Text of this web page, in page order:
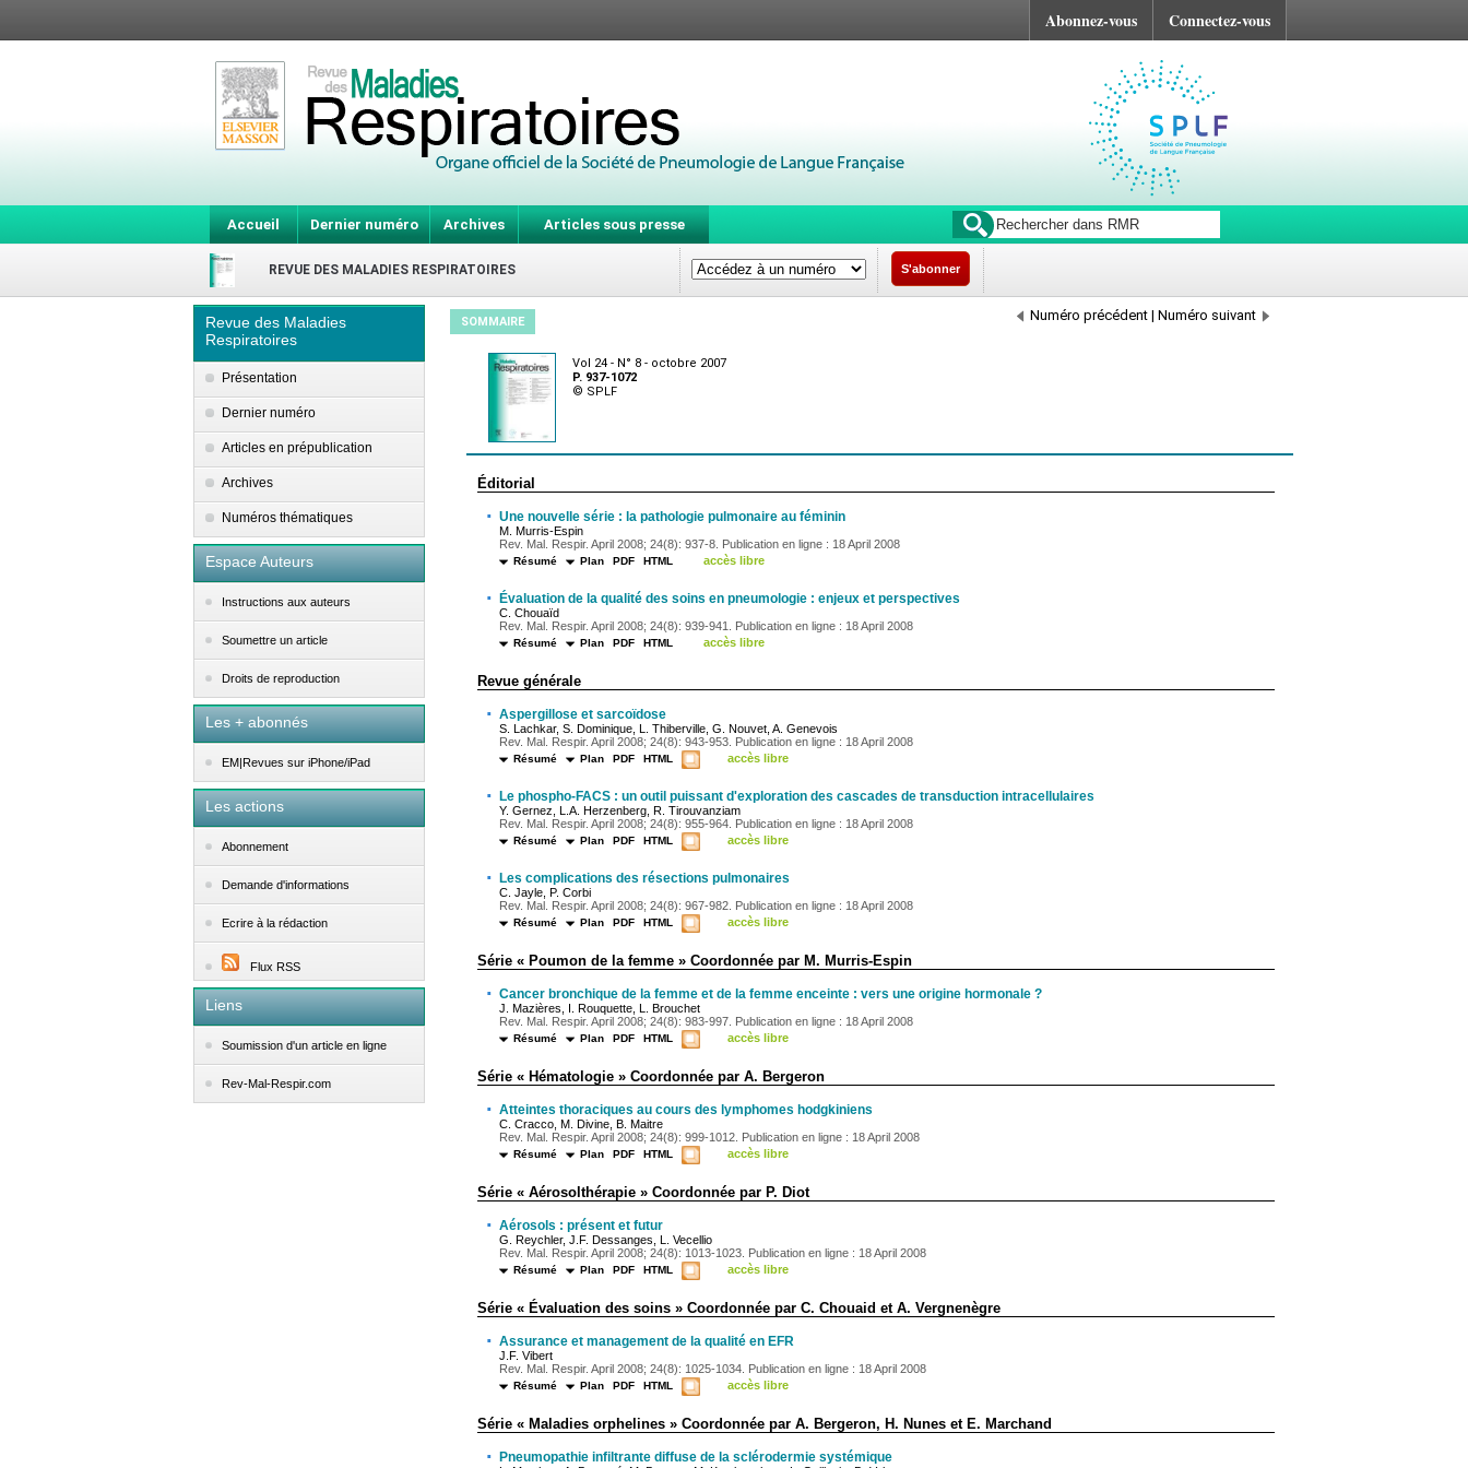
Abonnez-vous Connectez-vous
Accueil Dernier numéro Archives Articles sous presse
REVUE DES MALADIES RESPIRATOIRES S'abonner
Revue des Maladies
Respiratoires
Présentation
Dernier numéro
Articles en prépublication
Archives
Numéros thématiques
Espace Auteurs
Instructions aux auteurs
Soumettre un article
Droits de reproduction
Les + abonnés
EM|Revues sur iPhone/iPad
Les actions
Abonnement
Demande d'informations
Ecrire à la rédaction
Flux RSS
Liens
Soumission d'un article en ligne
Rev-Mal-Respir.com
SOMMAIRE Numéro précédent | Numéro suivant
Vol 24 - N° 8 - octobre 2007
P. 937-1072
© SPLF
Éditorial
· Une nouvelle série : la pathologie pulmonaire au féminin
M. Murris-Espin
Rev. Mal. Respir. April 2008; 24(8): 937-8. Publication en ligne : 18 April 2008
Résumé Plan PDF HTML accès libre
· Évaluation de la qualité des soins en pneumologie : enjeux et perspectives
C. Chouaïd
Rev. Mal. Respir. April 2008; 24(8): 939-941. Publication en ligne : 18 April 2008
Résumé Plan PDF HTML accès libre
Revue générale
· Aspergillose et sarcoïdose
S. Lachkar, S. Dominique, L. Thiberville, G. Nouvet, A. Genevois
Rev. Mal. Respir. April 2008; 24(8): 943-953. Publication en ligne : 18 April 2008
Résumé Plan PDF HTML accès libre
· Le phospho-FACS : un outil puissant d'exploration des cascades de transduction intracellulaires
Y. Gernez, L.A. Herzenberg, R. Tirouvanziam
Rev. Mal. Respir. April 2008; 24(8): 955-964. Publication en ligne : 18 April 2008
Résumé Plan PDF HTML accès libre
· Les complications des résections pulmonaires
C. Jayle, P. Corbi
Rev. Mal. Respir. April 2008; 24(8): 967-982. Publication en ligne : 18 April 2008
Résumé Plan PDF HTML accès libre
Série « Poumon de la femme » Coordonnée par M. Murris-Espin
· Cancer bronchique de la femme et de la femme enceinte : vers une origine hormonale ?
J. Mazières, I. Rouquette, L. Brouchet
Rev. Mal. Respir. April 2008; 24(8): 983-997. Publication en ligne : 18 April 2008
Résumé Plan PDF HTML accès libre
Série « Hématologie » Coordonnée par A. Bergeron
· Atteintes thoraciques au cours des lymphomes hodgkiniens
C. Cracco, M. Divine, B. Maitre
Rev. Mal. Respir. April 2008; 24(8): 999-1012. Publication en ligne : 18 April 2008
Résumé Plan PDF HTML accès libre
Série « Aérosolthérapie » Coordonnée par P. Diot
· Aérosols : présent et futur
G. Reychler, J.F. Dessanges, L. Vecellio
Rev. Mal. Respir. April 2008; 24(8): 1013-1023. Publication en ligne : 18 April 2008
Résumé Plan PDF HTML accès libre
Série « Évaluation des soins » Coordonnée par C. Chouaid et A. Vergnenègre
· Assurance et management de la qualité en EFR
J.F. Vibert
Rev. Mal. Respir. April 2008; 24(8): 1025-1034. Publication en ligne : 18 April 2008
Résumé Plan PDF HTML accès libre
Série « Maladies orphelines » Coordonnée par A. Bergeron, H. Nunes et E. Marchand
· Pneumopathie infiltrante diffuse de la sclérodermie systémique